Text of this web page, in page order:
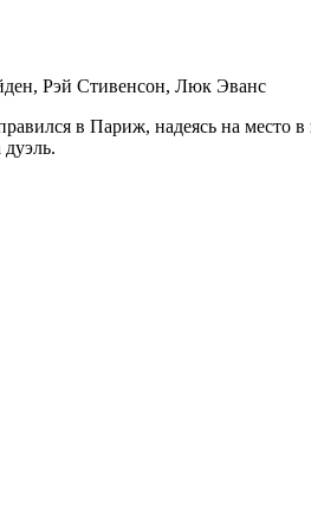
Рэй Стивенсон, Люк Эванс
в Париж, надеясь на место